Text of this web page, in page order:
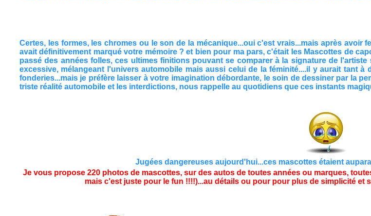
Certes, les formes, les chromes ou le son de la mécanique...oui c'est vrais...mais après avoir
avait définitivement marqué votre mémoire ? et bien pour ma pars, c'était les Mascottes de
passé des années folles, ces ultimes finitions pouvant se comparer à la signature de
excessive, mélangeant l'univers automobile mais aussi celui de la féminité....il y aurait tant
fonderies...mais je préfère laisser à votre imagination débordante, le soin de dessiner par la
triste réalité automobile et les interdictions, nous rappelle au quotidiens que ces instants
Jugées dangereuses aujourd'hui...ces mascottes étaient
Je vous propose 220 photos de mascottes, sur des autos de toutes années ou marques,
mais c'est juste pour le fun !!!!)...au détails ou pour pour plus de simplicité